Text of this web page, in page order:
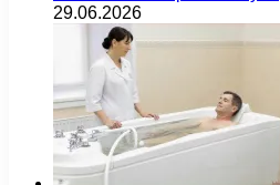
29.06.2026